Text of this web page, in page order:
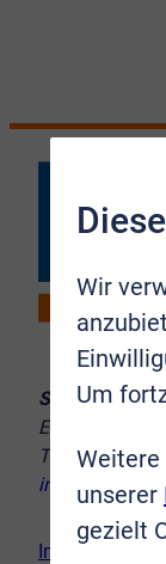
Sie erreichen
Europaplatz
Telefon:
info@vr-
Immobilie
Wir
Um
Weitere
unserer
gezielt